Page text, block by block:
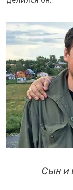
Сын и